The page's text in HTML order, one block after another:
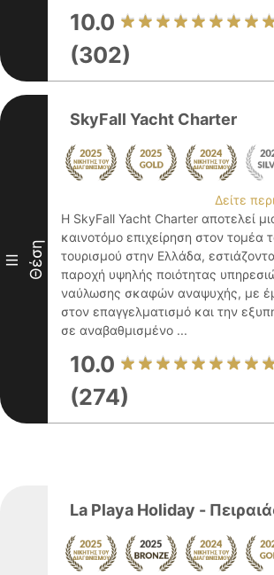
10.0
(302)
III Θέση
SkyFall Yacht Charter
Δείτε
Η SkyFall Yacht Charter αποτελεί
καινοτόμο επιχείρηση στον τομέα
τουρισμού στην Ελλάδα,
παροχή υψηλής ποιότητας
ναύλωσης σκαφών αναψυχής, με
στον επαγγελματισμό και την
σε αναβαθμισμένο ...
10.0
(274)
La Playa Holiday -